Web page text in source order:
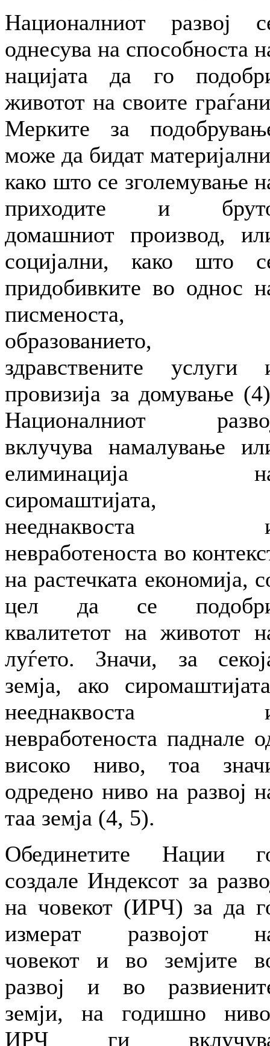
Националниот развој
однесува на способноста
нацијата да го
животот на своите
Мерките за
може да бидат
како што се зголемување
приходите и
домашниот производ,
социјални, како што
придобивките во однос
писменоста,
образованието,
здравствените услуги
провизија за домување
Националниот
вклучува намалување
елиминација
сиромаштијата,
нееднаквоста
невработеноста во
на растечката економија,
цел да се
квалитетот на животот
луѓето. Значи, за
земја, ако
нееднаквоста
невработеноста паднале
високо ниво, тоа
одредено ниво на развој
таа земја (4, 5).
Обединетите Нации
создале Индексот за
на човекот (ИРЧ) за да
измерат развојот
човекот и во земјите
развој и во
земји, на годишно
ИРЧ ги